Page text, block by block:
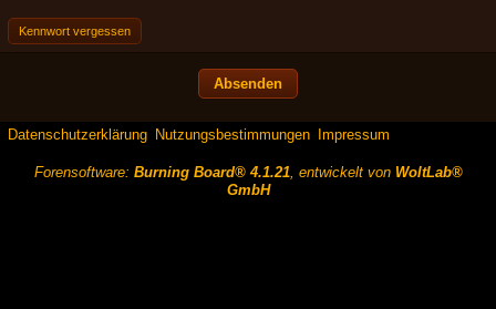
Kennwort vergessen
Datenschutzerklärung Nutzungsbestimmungen Impressum
Forensoftware: Burning Board® 4.1.21, entwickelt von WoltLab®
GmbH